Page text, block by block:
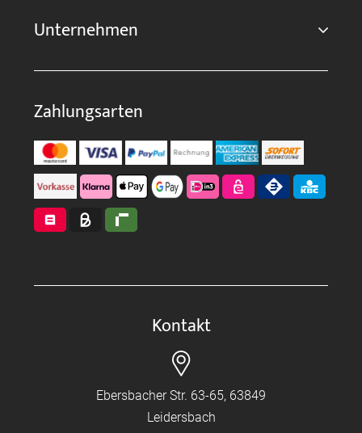
Unternehmen
Zahlungsarten
Kontakt
Ebersbacher Str. 63-65, 63849
Leidersbach